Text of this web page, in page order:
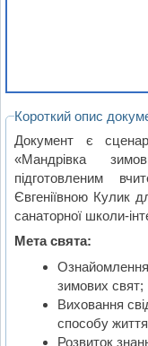
Короткий опис
Документ є
«Мандрівка
підготовленим
Євгеніївною Кулик
санаторної школи-
Мета свята:
Ознайомлення
зимових свят;
Виховання
способу
Розвиток